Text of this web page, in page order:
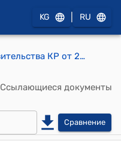
KG RU
Постановление Правительства КР от 23 октября 2019 года № 569 "О Единой системе комплексного мониторинга и прогнозирования чрезвычайных ситуаций в Кыргызской Республике"
Ссылающиеся документы
Сравнение